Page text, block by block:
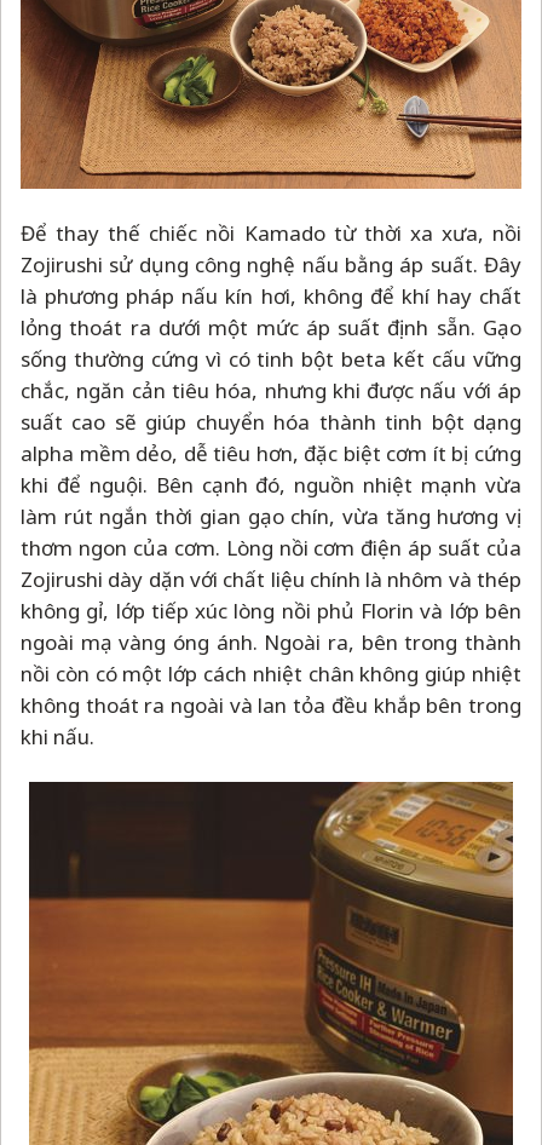
Để thay thế chiếc nồi Kamado từ thời xa xưa, nồi
Zojirushi sử dụng công nghệ nấu bằng áp suất. Đây
là phương pháp nấu kín hơi, không để khí hay chất
lỏng thoát ra dưới một mức áp suất định sẵn. Gạo
sống thường cứng vì có tinh bột beta kết cấu vững
chắc, ngăn cản tiêu hóa, nhưng khi được nấu với áp
suất cao sẽ giúp chuyển hóa thành tinh bột dạng
alpha mềm dẻo, dễ tiêu hơn, đặc biệt cơm ít bị cứng
khi để nguội. Bên cạnh đó, nguồn nhiệt mạnh vừa
làm rút ngắn thời gian gạo chín, vừa tăng hương vị
thơm ngon của cơm. Lòng nồi cơm điện áp suất của
Zojirushi dày dặn với chất liệu chính là nhôm và thép
không gỉ, lớp tiếp xúc lòng nồi phủ Florin và lớp bên
ngoài mạ vàng óng ánh. Ngoài ra, bên trong thành
nồi còn có một lớp cách nhiệt chân không giúp nhiệt
không thoát ra ngoài và lan tỏa đều khắp bên trong
khi nấu.